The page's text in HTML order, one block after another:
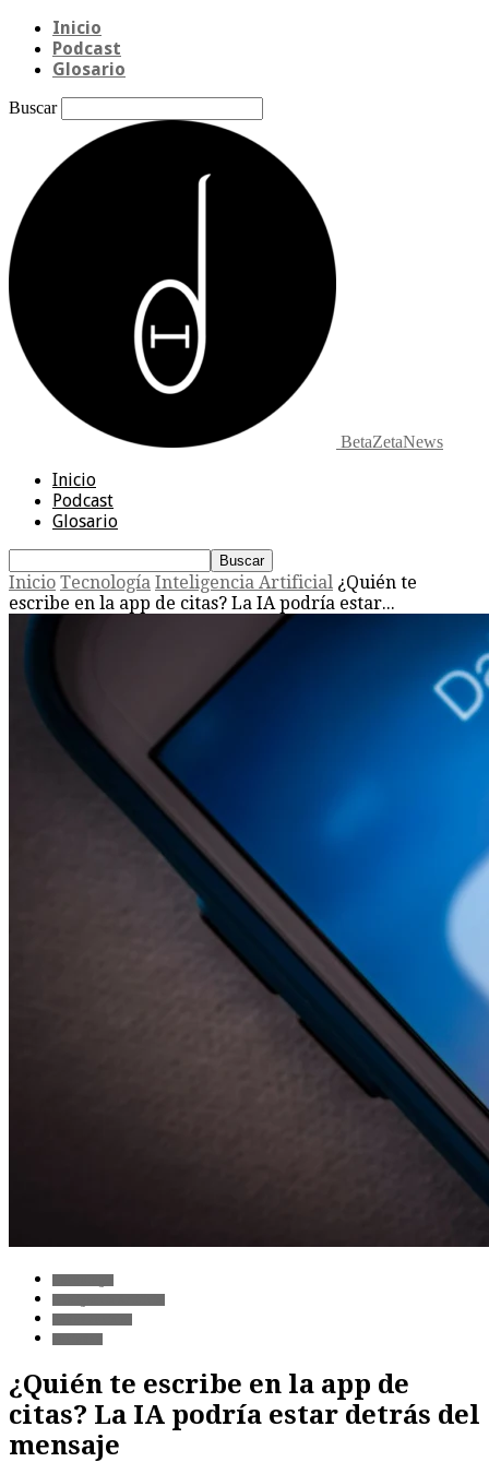
Inicio
Podcast
Glosario
Buscar
BetaZetaNews
Inicio
Podcast
Glosario
Inicio Tecnología Inteligencia Artificial ¿Quién te
escribe en la app de citas? La IA podría estar...
¿Quién te escribe en la app de
citas? La IA podría estar detrás del
mensaje